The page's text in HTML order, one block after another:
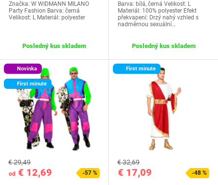
Značka: W WIDMANN MILANO
Party Fashion Barva: černá
Velikost: L Materiál: polyester
Posledný kus skladem
Barva: bílá, černá Velikost: L
Materiál: 100% polyester Efekt
překvapení: Drzý nahý vzhled s
nadměrnou sexuální…
Posledný kus skladem
Novinka
First minute
od € 12,69
€ 29,49
-57 %
First minute
€ 17,09
€ 32,69
-48 %